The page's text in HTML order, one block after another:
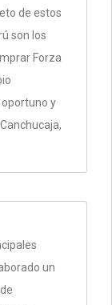
de estos
son los
Forza
y
un